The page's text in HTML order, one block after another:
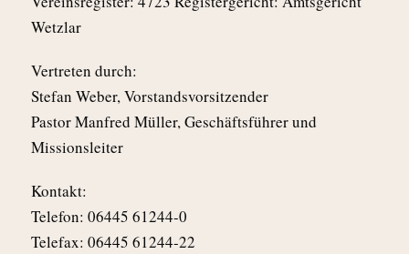
Wetzlar
Vertreten durch:
Stefan Weber, Vorstandsvorsitzender
Pastor Manfred Müller, Geschäftsführer und
Missionsleiter
Kontakt:
Telefon: 06445 61244-0
Telefax: 06445 61244-22